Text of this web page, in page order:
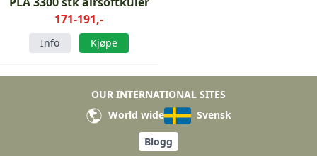
171-191,-
Info Kjøpe
OUR INTERNATIONAL SITES
World wide
Svensk
Blogg